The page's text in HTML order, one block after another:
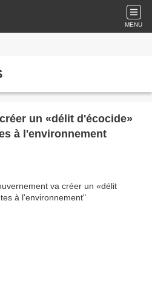
MENU
un «délit d'écocide»
à l'environnement